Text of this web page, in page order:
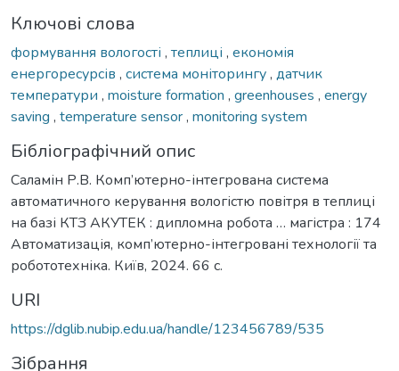
Ключові слова
формування вологості , теплиці , економія
енергоресурсів , система моніторингу, датчик
температури , moisture formation , greenhouses , energy
saving , temperature sensor, monitoring system
Бібліографічний опис
Саламін Р.В. Комп’ютерно-інтегрована система
автоматичного керування вологістю повітря в теплиці
на базі КТЗ АКУТЕК : дипломна робота … магістра : 174
Автоматизація, комп’ютерно-інтегровані технології та
робототехніка. Київ, 2024. 66 с.
URI
https://dglib.nubip.edu.ua/handle/123456789/535
Зібрання